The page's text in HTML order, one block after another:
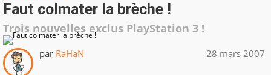
Faut colmater la brèche !
Trois nouvelles exclus PlayStation 3 !
par RaHaN 28 mars 2007